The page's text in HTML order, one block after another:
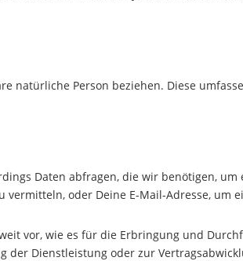
natürliche Person beziehen. Diese
Daten abfragen, die wir benötigen, um
oder Deine E-Mail-Adresse, um
vor, wie es für die Erbringung und
Dienstleistung oder zur